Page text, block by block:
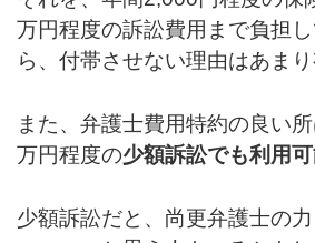
万円程度の訴訟費用まで負担
ら、付帯させない理由はあまり
また、弁護士費用特約の良い
万円程度の少額訴訟でも利用
少額訴訟だと、尚更弁護士の